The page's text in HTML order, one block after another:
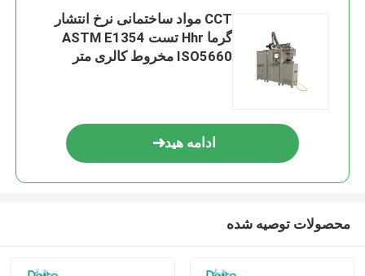
CCT مواد ساختمانی نرخ انتشار
گرما Hhr تست ASTM E1354
ISO5660 مخروط کالری متر
ادامه هید
محصولات توصیه شده